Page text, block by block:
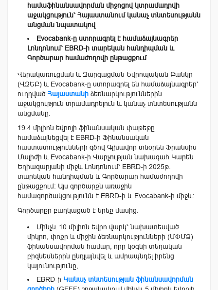
համաֆինանսավորման միջոցով կտրամադրվի
աջակցություն՝ Հայաստանում կանաչ տնտեսությանն
անցման նպատակով
Evocabank-ը ստորագրել է համաձայնագրեր
Լոնդոնում՝ EBRD-ի տարեկան հանդիպման և
Գործարար համաժողովի ընթացքում
Վերակառուցման և Զարգացման Եվրոպական Բանկը
(ՎԶԵԲ) և Evocabank-ը ստորագրել են համաձայնագրեր՝
ուղղված Հայաստանի ձեռնարկություններին
աջակցություն տրամադրելուն և կանաչ տնտեսությանն
անցմանը:
19.4 միլիոն եվրոյի ֆինանսական փաթեթը
համաձայնեցվել է EBRD-ի Ֆինանսական
հաստատությունների գծով Գլխավոր տնօրեն Ֆրանսիս
Մալիժի և Evocabank-ի Վարչության նախագահ Կարեն
Եղիազարյանի միջև Լոնդոնում՝ EBRD-ի 2025թ.
տարեկան հանդիպման և Գործարար համաժողովի
ընթացքում: Այս գործարքն առաջին
համագործակցությունն է EBRD-ի և Evocabank-ի միջև:
Գործարքը բաղկացած է երեք մասից.
Մինչև 10 միլիոն եվրո վարկ՝ նախատեսված
միկրո, փոքր և միջին ձեռնարկությունների (ՄՓՄՁ)
ֆինանսավորման համար, որը կօգնի տեղական
բիզնեսներին ընդլայնվել և ամրապնդել իրենց
կայունությունը,
EBRD-ի Կանաչ տնտեսության ֆինանսավորման